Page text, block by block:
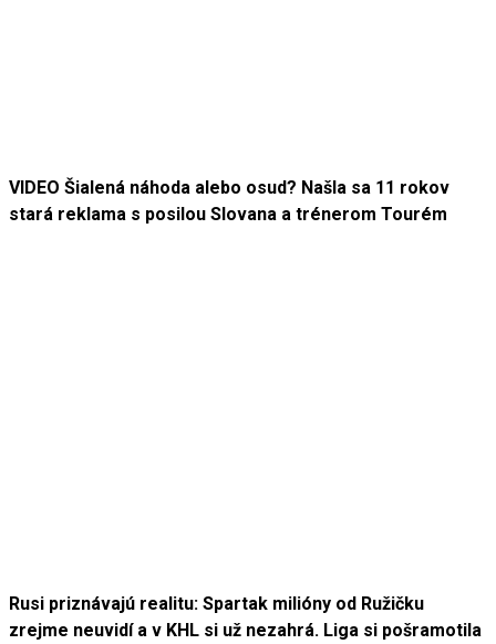
VIDEO Šialená náhoda alebo osud? Našla sa 11 rokov
stará reklama s posilou Slovana a trénerom Tourém
Rusi priznávajú realitu: Spartak milióny od Ružičku
zrejme neuvidí a v KHL si už nezahrá. Liga si pošramotila